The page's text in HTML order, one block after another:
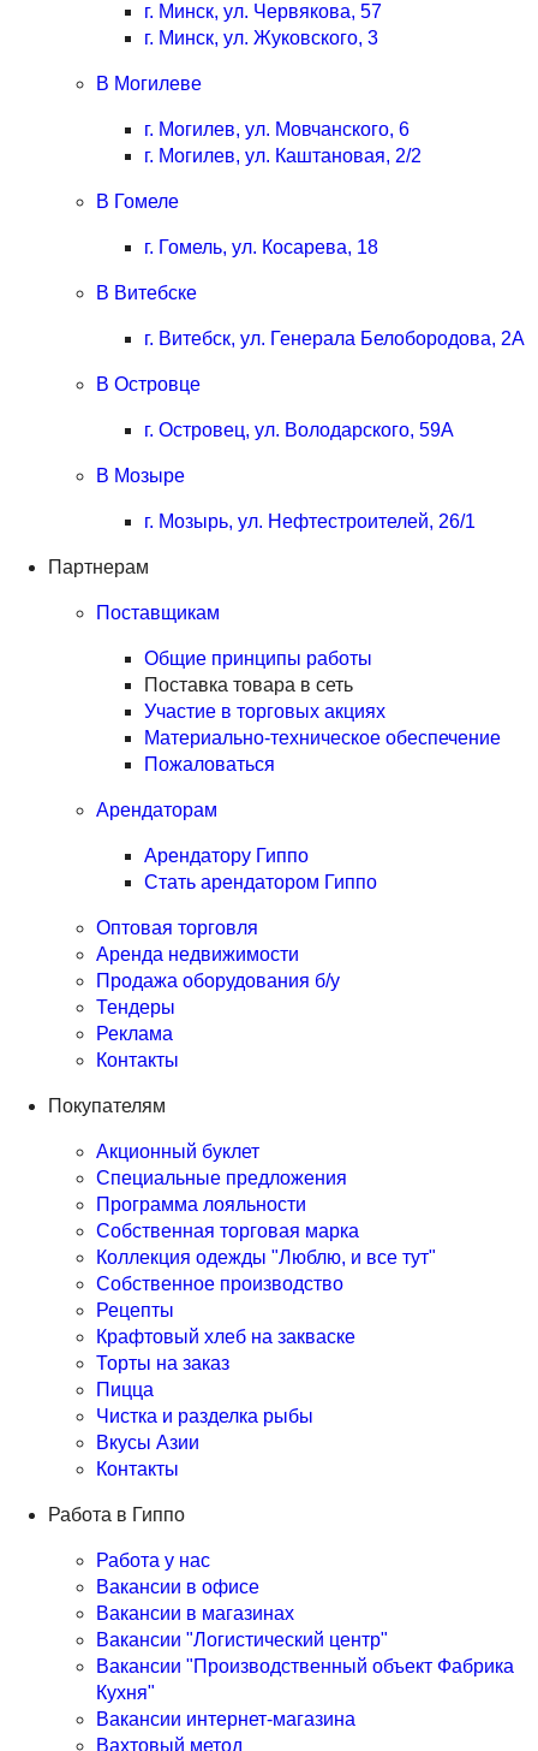
г. Минск, ул. Червякова, 57
г. Минск, ул. Жуковского, 3
В Могилеве
г. Могилев, ул. Мовчанского, 6
г. Могилев, ул. Каштановая, 2/2
В Гомеле
г. Гомель, ул. Косарева, 18
В Витебске
г. Витебск, ул. Генерала Белобородова, 2А
В Островце
г. Островец, ул. Володарского, 59А
В Мозыре
г. Мозырь, ул. Нефтестроителей, 26/1
Партнерам
Поставщикам
Общие принципы работы
Поставка товара в сеть
Участие в торговых акциях
Материально-техническое обеспечение
Пожаловаться
Арендаторам
Арендатору Гиппо
Стать арендатором Гиппо
Оптовая торговля
Аренда недвижимости
Продажа оборудования б/у
Тендеры
Реклама
Контакты
Покупателям
Акционный буклет
Специальные предложения
Программа лояльности
Собственная торговая марка
Коллекция одежды "Люблю, и все тут"
Собственное производство
Рецепты
Крафтовый хлеб на закваске
Торты на заказ
Пицца
Чистка и разделка рыбы
Вкусы Азии
Контакты
Работа в Гиппо
Работа у нас
Вакансии в офисе
Вакансии в магазинах
Вакансии "Логистический центр"
Вакансии "Производственный объект Фабрика
Кухня"
Вакансии интернет-магазина
Вахтовый метод